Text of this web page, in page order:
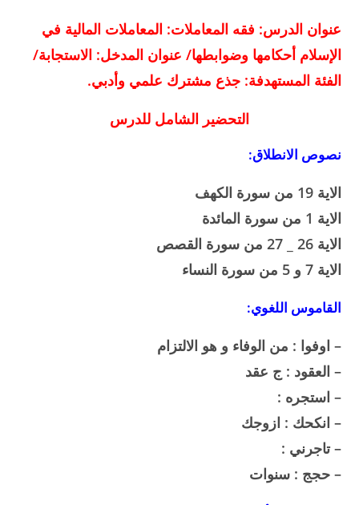
عنوان الدرس: فقه المعاملات: المعاملات المالية في
الإسلام أحكامها وضوابطها/ عنوان المدخل: الاستجابة/
الفئة المستهدفة: جذع مشترك علمي وأدبي.
التحضير الشامل للدرس
نصوص الانطلاق:
الاية 19 من سورة الكهف
الاية 1 من سورة المائدة
الاية 26 _ 27 من سورة القصص
الاية 7 و 5 من سورة النساء
القاموس اللغوي:
– اوفوا : من الوفاء و هو الالتزام
– العقود : ج عقد
– استجره :
– انكحك : ازوجك
– تاجرني :
– حجج : سنوات